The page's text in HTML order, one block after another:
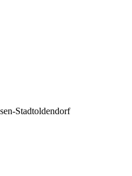
Stadtoldendorf